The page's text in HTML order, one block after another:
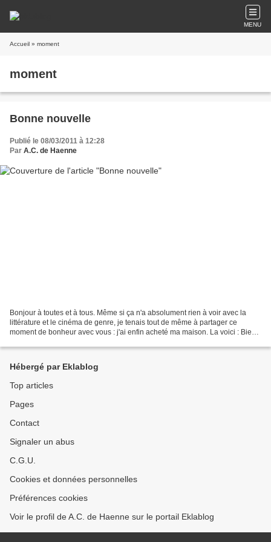
MENU
Accueil » moment
moment
Bonne nouvelle
Publié le 08/03/2011 à 12:28
Par A.C. de Haenne
Bonjour à toutes et à tous. Même si ça n'a absolument rien à voir avec la
littérature et le cinéma de genre, je tenais tout de même à partager ce
moment de bonheur avec vous : j'ai enfin acheté ma maison. La voici : Bien
Hébergé par Eklablog
Top articles
Pages
Contact
Signaler un abus
C.G.U.
Cookies et données personnelles
Préférences cookies
Voir le profil de A.C. de Haenne sur le portail Eklablog